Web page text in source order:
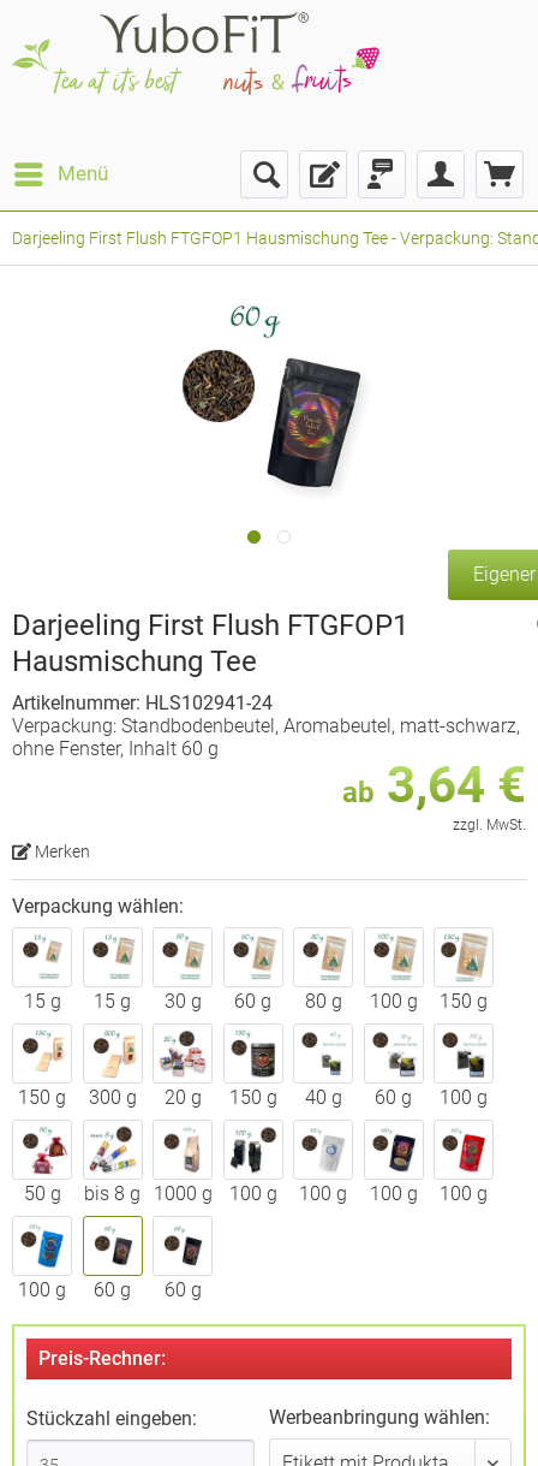
Menü
Darjeeling First Flush FTGFOP1 Hausmischung Tee - Verpackung:
Darjeeling First Flush FTGFOP1
Hausmischung Tee
Artikelnummer: HLS102941-24
Verpackung: Standbodenbeutel, Aromabeutel, matt-schwarz,
ohne Fenster, Inhalt 60 g
ab 3,64 €
zzgl. MwSt.
Merken
Verpackung wählen:
15 g 15 g 30 g 60 g 80 g 100 g 150 g
150 g 300 g 20 g 150 g 40 g 60 g 100 g
50 g bis 8 g 1000 g 100 g 100 g 100 g 100 g
100 g 60 g 60 g
Preis-Rechner:
Stückzahl eingeben: Werbeanbringung wählen: